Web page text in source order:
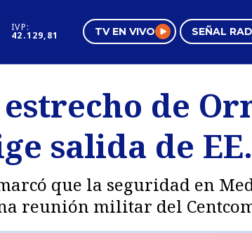
IVP:
42.129,81 TV EN VIVO SEÑAL
Negocios
Pura Mujer
de
salida de
que la seguridad en
reunión militar del